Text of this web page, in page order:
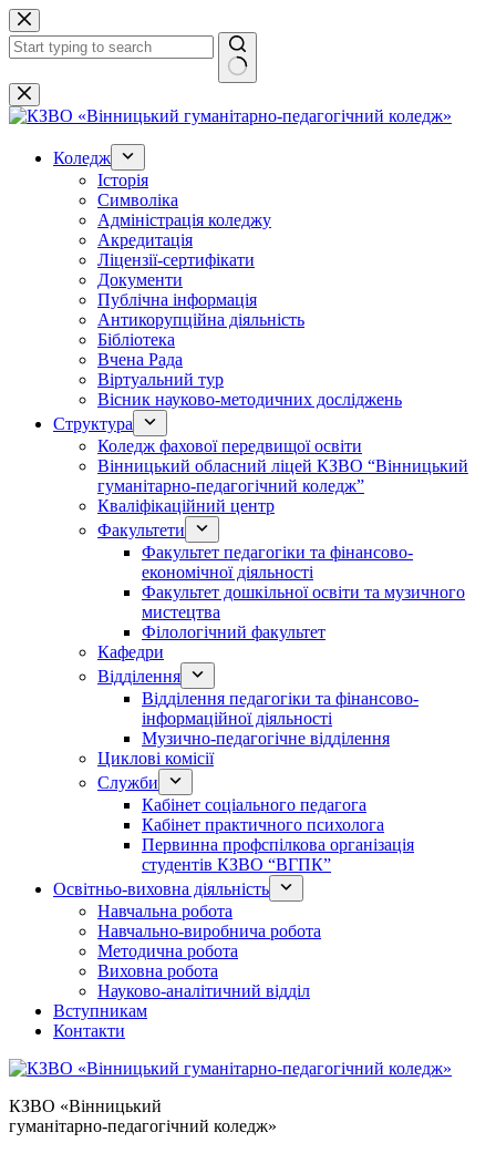
Перейти
до
вмісту
Немає
результатів
Коледж
Історія
Символіка
Адміністрація коледжу
Акредитація
Ліцензії-сертифікати
Документи
Публічна інформація
Антикорупційна діяльність
Бібліотека
Вчена Рада
Віртуальний тур
Вісник науково-методичних досліджень
Структура
Коледж фахової передвищої освіти
Вінницький обласний ліцей КЗВО “Вінницький
гуманітарно-педагогічний коледж”
Кваліфікаційний центр
Факультети
Факультет педагогіки та фінансово-
економічної діяльності
Факультет дошкільної освіти та музичного
мистецтва
Філологічний факультет
Кафедри
Відділення
Відділення педагогіки та фінансово-
інформаційної діяльності
Музично-педагогічне відділення
Циклові комісії
Служби
Кабінет соціального педагога
Кабінет практичного психолога
Первинна профспілкова організація
студентів КЗВО “ВГПК”
Освітньо-виховна діяльність
Навчальна робота
Навчально-виробнича робота
Методична робота
Виховна робота
Науково-аналітичний відділ
Вступникам
Контакти
КЗВО «Вінницький
гуманітарно-педагогічний коледж»